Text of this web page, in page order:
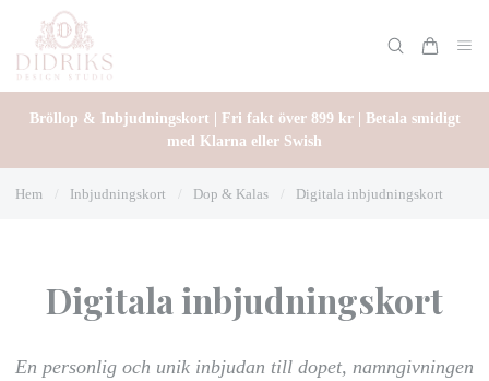
Bröllop & Inbjudningskort | Fri fakt över 899 kr | Betala smidigt
med Klarna eller Swish
Hem Inbjudningskort Dop & Kalas Digitala inbjudningskort
Digitala inbjudningskort
En personlig och unik inbjudan till dopet, namngivningen